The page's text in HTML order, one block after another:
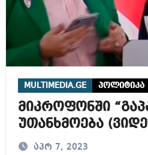
MULTIMEDIA.GE პოლიტიკა
მიკროფონში
უთანხმოება
აპრ 7, 2023